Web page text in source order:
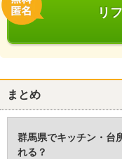
リ
まとめ
群馬県でキッチン・台
れる？